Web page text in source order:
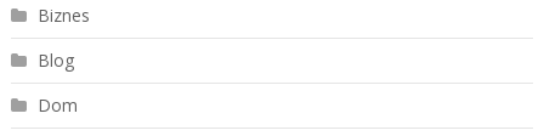
Biznes
Blog
Dom